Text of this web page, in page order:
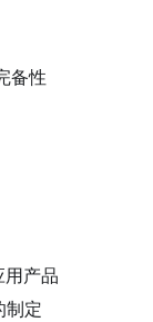
备性
产品
制定